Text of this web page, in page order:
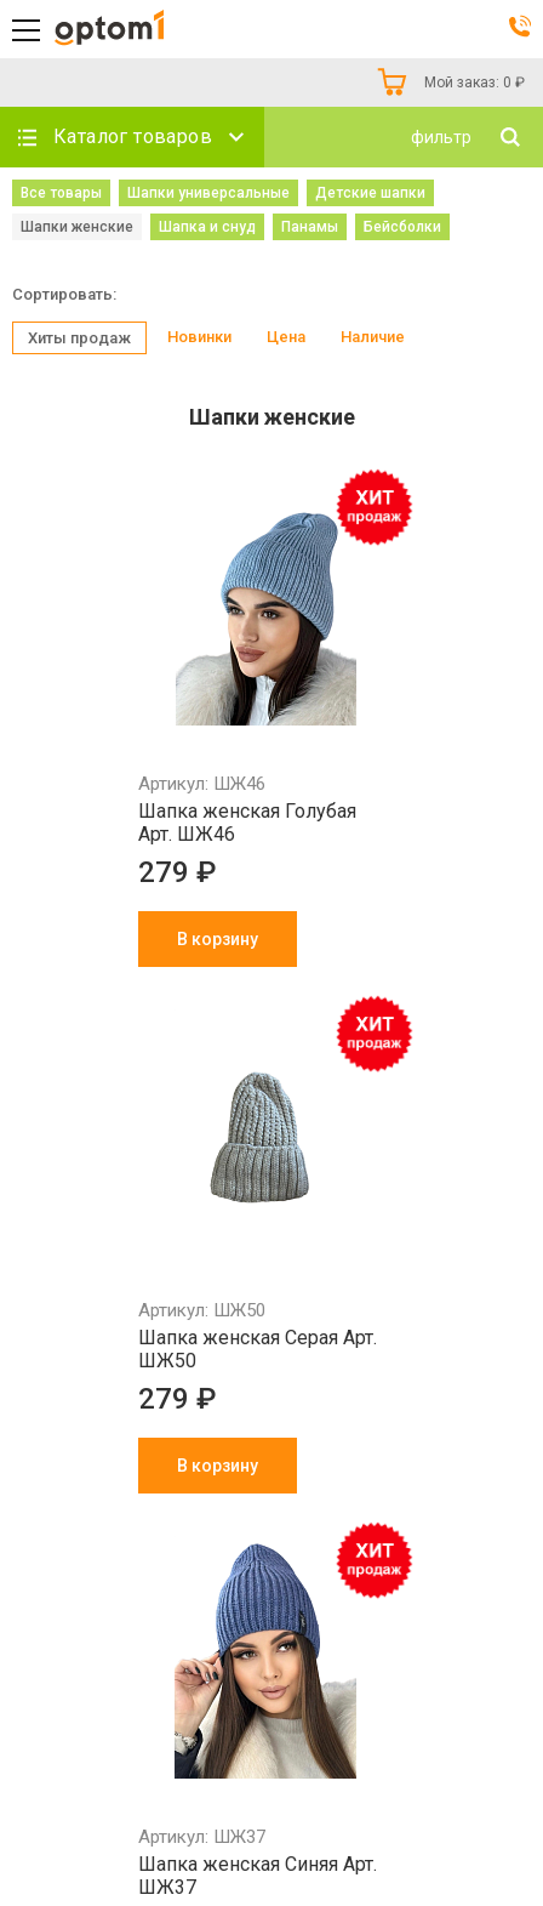
Мой заказ: 0 ₽
Каталог товаров фильтр
Все товары Шапки универсальные
Детские шапки
Шапки женские
Шапка и снуд Панамы Бейсболки
Сортировать:
Хиты продаж Новинки Цена Наличие
Шапки женские
Артикул: ШЖ46
Шапка женская Голубая
Арт. ШЖ46
279 ₽
В корзину
Артикул: ШЖ50
Шапка женская Серая Арт.
ШЖ50
279 ₽
В корзину
Артикул: ШЖ37
Шапка женская Синяя Арт.
ШЖ37